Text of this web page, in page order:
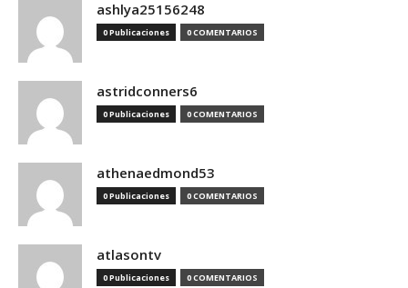
ashlya25156248
0 Publicaciones 0 COMENTARIOS
astridconners6
0 Publicaciones 0 COMENTARIOS
athenaedmond53
0 Publicaciones 0 COMENTARIOS
atlasontv
0 Publicaciones 0 COMENTARIOS